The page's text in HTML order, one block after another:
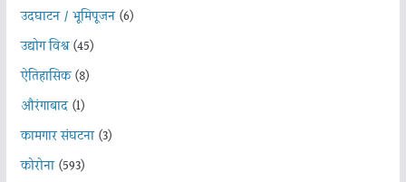
उदघाटन / भूमिपूजन(6)
उद्योग विश्व(45)
ऐतिहासिक(8)
औरंगाबाद(1)
कामगार संघटना(3)
कोरोना(593)